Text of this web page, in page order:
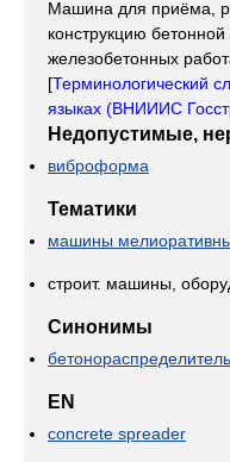
Машина для приёма,
конструкцию
железобетонных
[Терминологический
языках (ВНИИИС
Недопустимые,
виброформа
Тематики
машины
строит. машины,
Синонимы
бетонораспределитель
EN
concrete spreader